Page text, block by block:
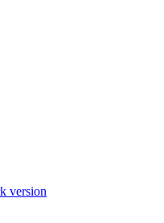
version